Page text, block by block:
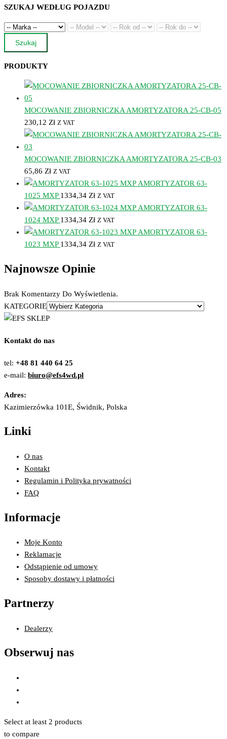
SZUKAJ WEDŁUG POJAZDU
Szukaj
PRODUKTY
MOCOWANIE ZBIORNICZKA AMORTYZATORA 25-CB-05
230,12 Zł Z VAT
MOCOWANIE ZBIORNICZKA AMORTYZATORA 25-CB-03
65,86 Zł Z VAT
AMORTYZATOR 63-
1025 MXP 1334,34 Zł Z VAT
AMORTYZATOR 63-
1024 MXP 1334,34 Zł Z VAT
AMORTYZATOR 63-
1023 MXP 1334,34 Zł Z VAT
Najnowsze Opinie
Brak Komentarzy Do Wyświetlenia.
KATEGORIE
Kontakt do nas
tel: +48 81 440 64 25
e-mail: biuro@efs4wd.pl
Adres:
Kazimierzówka 101E, Świdnik, Polska
Linki
O nas
Kontakt
Regulamin i Polityka prywatności
FAQ
Informacje
Moje Konto
Reklamacje
Odstąpienie od umowy
Sposoby dostawy i płatności
Partnerzy
Dealerzy
Obserwuj nas
Select at least 2 products
to compare